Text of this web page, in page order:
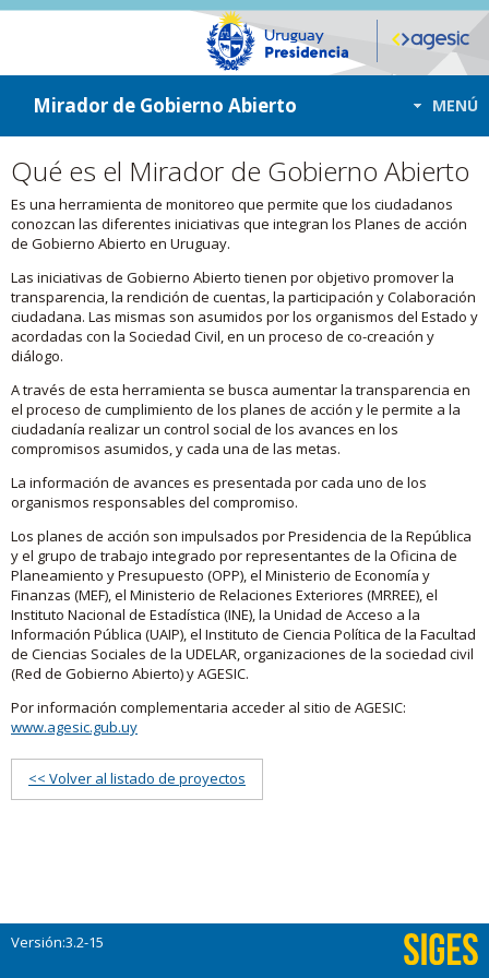
ir a contenido
ir al menú
Mirador de Gobierno Abierto MENÚ
Qué es el Mirador de Gobierno Abierto
Es una herramienta de monitoreo que permite que los ciudadanos
conozcan las diferentes iniciativas que integran los Planes de acción
de Gobierno Abierto en Uruguay.
Las iniciativas de Gobierno Abierto tienen por objetivo promover la
transparencia, la rendición de cuentas, la participación y Colaboración
ciudadana. Las mismas son asumidos por los organismos del Estado y
acordadas con la Sociedad Civil, en un proceso de co-creación y
diálogo.
A través de esta herramienta se busca aumentar la transparencia en
el proceso de cumplimiento de los planes de acción y le permite a la
ciudadanía realizar un control social de los avances en los
compromisos asumidos, y cada una de las metas.
La información de avances es presentada por cada uno de los
organismos responsables del compromiso.
Los planes de acción son impulsados por Presidencia de la República
y el grupo de trabajo integrado por representantes de la Oficina de
Planeamiento y Presupuesto (OPP), el Ministerio de Economía y
Finanzas (MEF), el Ministerio de Relaciones Exteriores (MRREE), el
Instituto Nacional de Estadística (INE), la Unidad de Acceso a la
Información Pública (UAIP), el Instituto de Ciencia Política de la Facultad
de Ciencias Sociales de la UDELAR, organizaciones de la sociedad civil
(Red de Gobierno Abierto) y AGESIC.
Por información complementaria acceder al sitio de AGESIC:
www.agesic.gub.uy
<< Volver al listado de proyectos
Versión:3.2-15